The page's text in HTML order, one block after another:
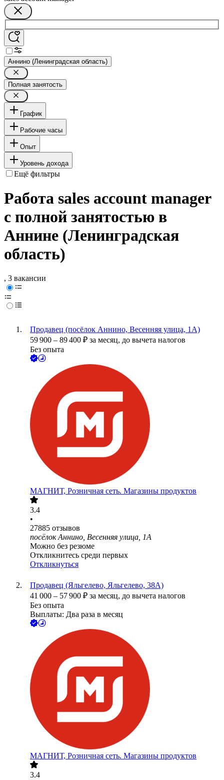
Аннино (Ленинградская область)
Полная занятость
График
Рабочие часы
Опыт
Уровень дохода
Ещё фильтры
Работа sales account manager
с полной занятостью в
Аннине (Ленинградская
область)
, 3 вакансии
Продавец (посёлок Аннино, Весенняя улица, 1А)
59 900 – 89 400 ₽ за месяц, до вычета налогов
Без опыта
МАГНИТ, Розничная сеть. Магазины продуктов
3.4
•
27885 отзывов
посёлок Аннино, Весенняя улица, 1А
Можно без резюме
Откликнитесь среди первых
Откликнуться
Продавец (Яльгелево, Яльгелево, 38А)
41 000 – 57 900 ₽ за месяц, до вычета налогов
Без опыта
Выплаты: Два раза в месяц
МАГНИТ, Розничная сеть. Магазины продуктов
3.4